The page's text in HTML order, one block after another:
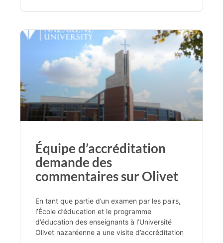
Équipe d’accréditation
demande des
commentaires sur Olivet
En tant que partie d’un examen par les pairs,
l’École d’éducation et le programme
d’éducation des enseignants à l’Université
Olivet nazaréenne a une visite d’accréditation